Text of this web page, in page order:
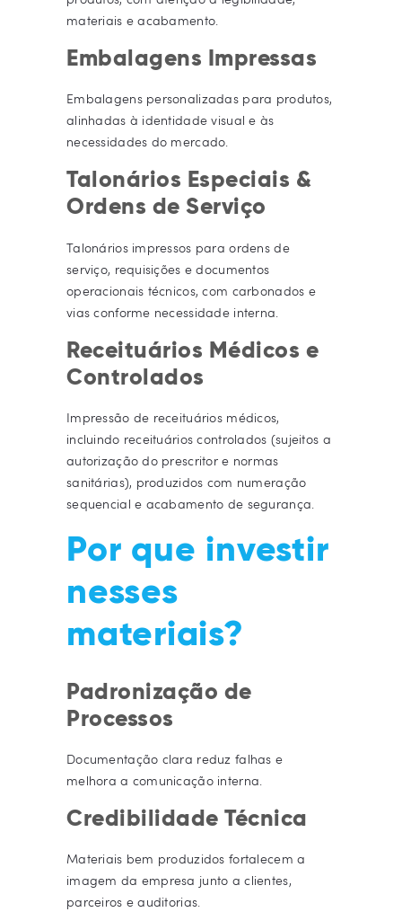
materiais e acabamento.
Embalagens Impressas
Embalagens personalizadas para produtos,
alinhadas à identidade visual e às
necessidades do mercado.
Talonários Especiais &
Ordens de Serviço
Talonários impressos para ordens de
serviço, requisições e documentos
operacionais técnicos, com carbonados e
vias conforme necessidade interna.
Receituários Médicos e
Controlados
Impressão de receituários médicos,
incluindo receituários controlados (sujeitos a
autorização do prescritor e normas
sanitárias), produzidos com numeração
sequencial e acabamento de segurança.
Por que investir
nesses
materiais?
Padronização de
Processos
Documentação clara reduz falhas e
melhora a comunicação interna.
Credibilidade Técnica
Materiais bem produzidos fortalecem a
imagem da empresa junto a clientes,
parceiros e auditorias.